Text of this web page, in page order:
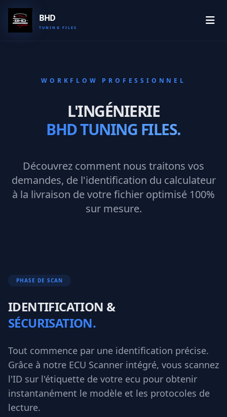
Aller au contenu principal
BHD
TUNING FILES
WORKFLOW PROFESSIONNEL
L'INGÉNIERIE
BHD TUNING FILES.
Découvrez comment nous traitons vos
demandes, de l'identification du calculateur
à la livraison de votre fichier optimisé 100%
sur mesure.
PHASE DE SCAN
IDENTIFICATION &
SÉCURISATION.
Tout commence par une identification précise.
Grâce à notre ECU Scanner intégré, vous scannez
l'ID sur l'étiquette de votre ecu pour obtenir
instantanément le modèle et les protocoles de
lecture.